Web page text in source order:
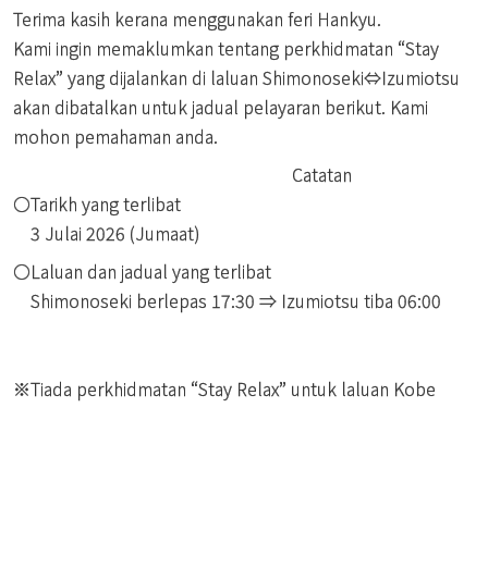
Terima kasih kerana menggunakan feri Hankyu.
Kami ingin memaklumkan tentang perkhidmatan “Stay
Relax” yang dijalankan di laluan Shimonoseki⇔Izumiotsu
akan dibatalkan untuk jadual pelayaran berikut. Kami
mohon pemahaman anda.
Catatan
〇Tarikh yang terlibat
3 Julai 2026 (Jumaat)
〇Laluan dan jadual yang terlibat
Shimonoseki berlepas 17:30 ⇒ Izumiotsu tiba 06:00
※Tiada perkhidmatan “Stay Relax” untuk laluan Kobe